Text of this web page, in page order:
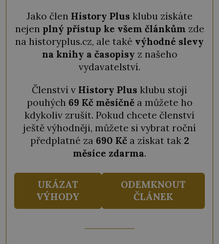
Jako člen History Plus klubu získáte
nejen plný přístup ke všem článkůmzde
na historyplus.cz, ale také výhodné slevy
na knihy a časopisy z našeho
vydavatelství.
Členství v History Plus klubu stojí
pouhých 69 Kč měsíčněa můžete ho
kdykoliv zrušit. Pokud chcete členství
ještě výhodněji, můžete si vybrat roční
předplatné za 690 Kča získat tak 2
měsíce zdarma.
UKÁZAT
VÝHODY
ODEMKNOUT
ČLÁNEK